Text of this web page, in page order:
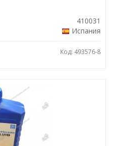
410031
Испания
Код: 493576-8